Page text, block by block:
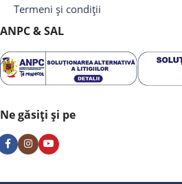
Termeni și condiții
ANPC & SAL
Ne găsiți și pe